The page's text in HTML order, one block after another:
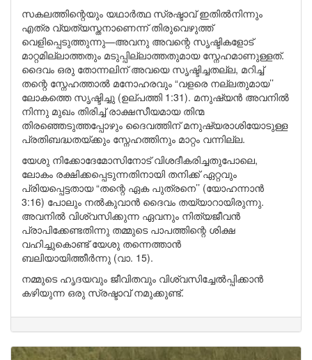
സകലത്തിന്റെയും യഥാർത്ഥ സ്രഷ്ടാവ് ഇതിൽനിന്നും
എത്ര വ്യത്യസ്തനാണെന്ന് തിരുവെഴുത്ത്
വെളിപ്പെടുത്തുന്നു—അവനു അവന്റെ സൃഷ്ടികളോട്
മാറ്റമില്ലാത്തതും മടുപ്പില്ലാത്തതുമായ സ്നേഹമാണുള്ളത്.
ദൈവം ഒരു തോന്നലിന് അവയെ സൃഷ്ടിച്ചതല്ല, മറിച്ച്
തന്റെ സ്നേഹത്താൽ മനോഹരവും “വളരെ നല്ലതുമായ’’
ലോകത്തെ സൃഷ്ടിച്ചു (ഉല്പത്തി 1:31). മനുഷ്യൻ അവനിൽ
നിന്നു മുഖം തിരിച്ച് രാക്ഷസീയമായ തിന്മ
തിരഞ്ഞെടുത്തപ്പോഴും ദൈവത്തിന് മനുഷ്യരാശിയോടുള്ള
പ്രതിബദ്ധതയ്ക്കും സ്നേഹത്തിനും മാറ്റം വന്നില്ല.
യേശു നിക്കോദേമോസിനോട് വിശദീകരിച്ചതുപോലെ,
ലോകം രക്ഷിക്കപ്പെടുന്നതിനായി തനിക്ക് ഏറ്റവും
പ്രിയപ്പെട്ടതായ “തന്റെ ഏക പുത്രനെ’’ (യോഹന്നാൻ
3:16) പോലും നൽകുവാൻ ദൈവം തയ്യാറായിരുന്നു.
അവനിൽ വിശ്വസിക്കുന്ന ഏവനും നിത്യജീവൻ
പ്രാപിക്കേണ്ടതിന്നു തമ്മുടെ പാപത്തിന്റെ ശിക്ഷ
വഹിച്ചുകൊണ്ട് യേശു തന്നെത്താൻ
ബലിയായിത്തീർന്നു (വാ. 15).
നമ്മുടെ ഹൃദയവും ജീവിതവും വിശ്വസിച്ചേൽപ്പിക്കാൻ
കഴിയുന്ന ഒരു സ്രഷ്ടാവ് നമുക്കുണ്ട്.